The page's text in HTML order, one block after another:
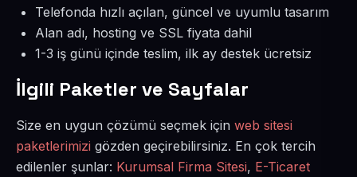
Telefonda hızlı açılan, güncel ve uyumlu tasarım
Alan adı, hosting ve SSL fiyata dahil
1-3 iş günü içinde teslim, ilk ay destek ücretsiz
İlgili Paketler ve Sayfalar
Size en uygun çözümü seçmek için web sitesi
paketlerimizi gözden geçirebilirsiniz. En çok tercih
edilenler şunlar: Kurumsal Firma Sitesi, E-Ticaret